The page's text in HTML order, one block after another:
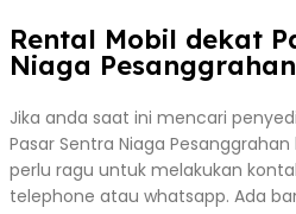
Rental Mobil dekat
Niaga
Jika anda saat ini mencari
Pasar Sentra Niaga
perlu ragu untuk melakukan
telephone atau whatsapp. Ada